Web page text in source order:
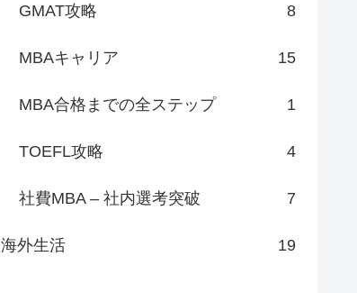
GMAT攻略 8
MBAキャリア 15
MBA合格までの全ステップ 1
TOEFL攻略 4
社費MBA – 社内選考突破 7
海外生活 19